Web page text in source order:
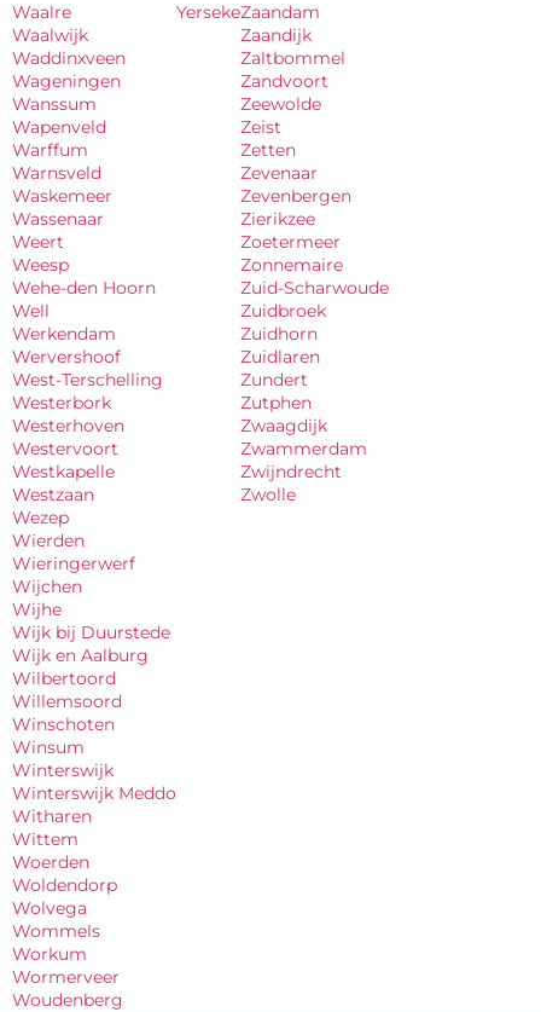
Waalre
Waalwijk
Waddinxveen
Wageningen
Wanssum
Wapenveld
Warffum
Warnsveld
Waskemeer
Wassenaar
Weert
Weesp
Wehe-den Hoorn
Well
Werkendam
Wervershoof
West-Terschelling
Westerbork
Westerhoven
Westervoort
Westkapelle
Westzaan
Wezep
Wierden
Wieringerwerf
Wijchen
Wijhe
Wijk bij Duurstede
Wijk en Aalburg
Wilbertoord
Willemsoord
Winschoten
Winsum
Winterswijk
Winterswijk Meddo
Witharen
Wittem
Woerden
Woldendorp
Wolvega
Wommels
Workum
Wormerveer
Woudenberg
YersekeZaandam
Zaandijk
Zaltbommel
Zandvoort
Zeewolde
Zeist
Zetten
Zevenaar
Zevenbergen
Zierikzee
Zoetermeer
Zonnemaire
Zuid-Scharwoude
Zuidbroek
Zuidhorn
Zuidlaren
Zundert
Zutphen
Zwaagdijk
Zwammerdam
Zwijndrecht
Zwolle